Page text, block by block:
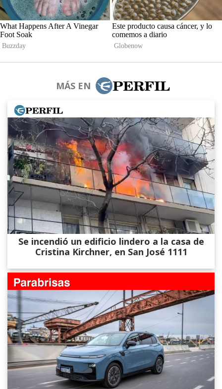
MÁS EN
Se incendió un edificio lindero a la casa de
Cristina Kirchner, en San José 1111